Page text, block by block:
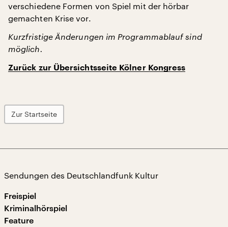
verschiedene Formen von Spiel mit der hörbar
gemachten Krise vor.
Kurzfristige Änderungen im Programmablauf sind
möglich.
Zurück zur Übersichtsseite Kölner Kongress
Zur Startseite
Sendungen des Deutschlandfunk Kultur
Freispiel
Kriminalhörspiel
Feature